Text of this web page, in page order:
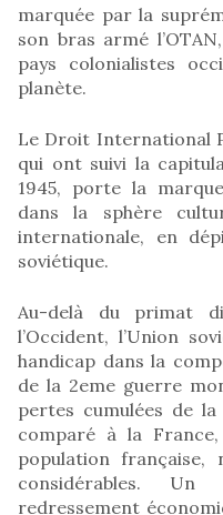
marquée par la
son bras armé
pays colonialistes
planète.
Le Droit International
qui ont suivi la
1945, porte la
dans la sphère
internationale, en
soviétique.
Au-delà du primat
l’Occident, l’Union
handicap dans la
de la 2eme guerre
pertes cumulées de
comparé à la
population française,
considérables. Un
redressement